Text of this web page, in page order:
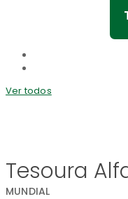
Ver todos
Tesoura
MUNDIAL